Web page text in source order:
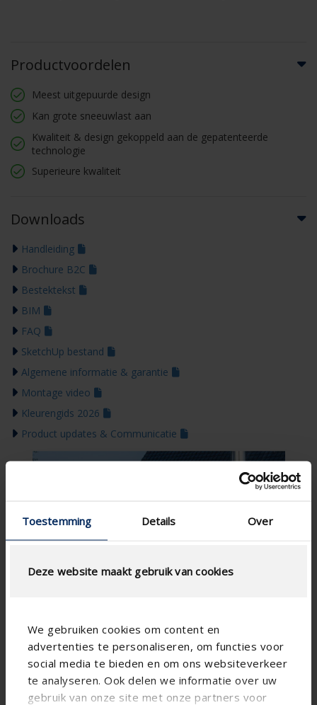
Toestemming Details Over
Deze website maakt gebruik van cookies
We gebruiken cookies om content en
advertenties te personaliseren, om functies voor
social media te bieden en om ons websiteverkeer
te analyseren. Ook delen we informatie over uw
gebruik van onze site met onze partners voor
Productvoordelen
Meest uitgepuurde design
Kan grote sneeuwlast aan
Kwaliteit & design gekoppeld aan de gepatenteerde
technologie
Superieure kwaliteit
Downloads
Handleiding
Brochure B2C
Bestektekst
BIM
FAQ
SketchUp bestand
Algemene informatie & garantie
Montage video
Kleurengids 2026
Product updates & Communicatie
